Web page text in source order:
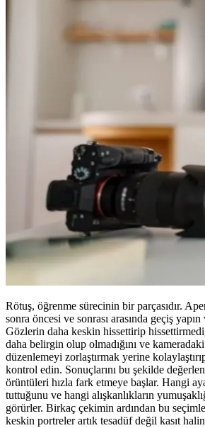
Rötuş, öğrenme sürecinin bir parçasıdır.
sonra öncesi ve sonrası arasında geçiş
Gözlerin daha keskin hissettirip
daha belirgin olup olmadığını ve kameradaki
düzenlemeyi zorlaştırmak yerine
kontrol edin. Sonuçlarını bu şekilde
örüntüleri hızla fark etmeye başlar. Hangi
tuttuğunu ve hangi alışkanlıkların
görürler. Birkaç çekimin ardından bu
keskin portreler artık tesadüf değil kasıt